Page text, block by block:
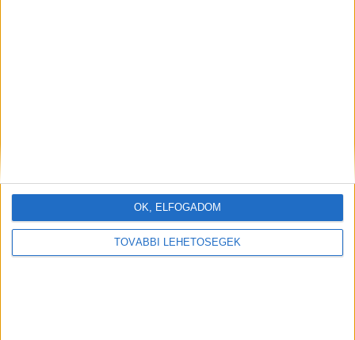
TOVÁBBI LEHETŐSÉGEK
OK, ELFOGADOM